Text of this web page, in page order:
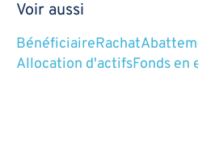
Voir aussi
BénéficiaireRachat
Allocation d'actifsFonds en